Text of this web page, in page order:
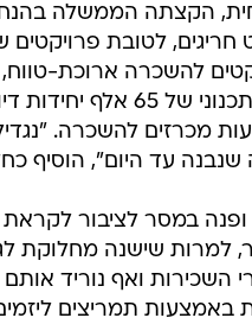
הקצתה הממשלה
לטובת
להשכרה ארוכת-טווח,
ייצרה הממשלה מלאי
מכרזים להשכרה.
עד היום", הוסיף
ופנה במסר לציבור
למרות שישנה מחלוקת
השכירות ואף נוריד
באמצעות תמריצים